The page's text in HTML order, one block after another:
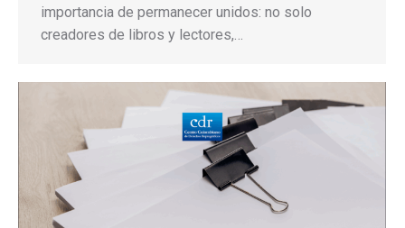
importancia de permanecer unidos: no solo
creadores de libros y lectores,…